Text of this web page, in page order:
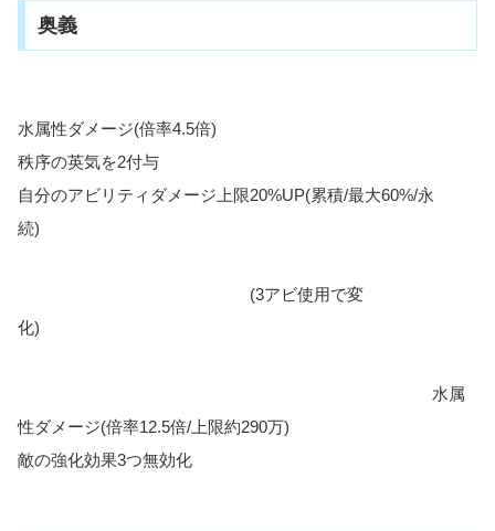
奥義
水属性ダメージ(倍率4.5倍)
秩序の英気を2付与
自分のアビリティダメージ上限20%UP(累積/最大60%/永
続)
(3アビ使用で変
化)
水属
性ダメージ(倍率12.5倍/上限約290万)
敵の強化効果3つ無効化